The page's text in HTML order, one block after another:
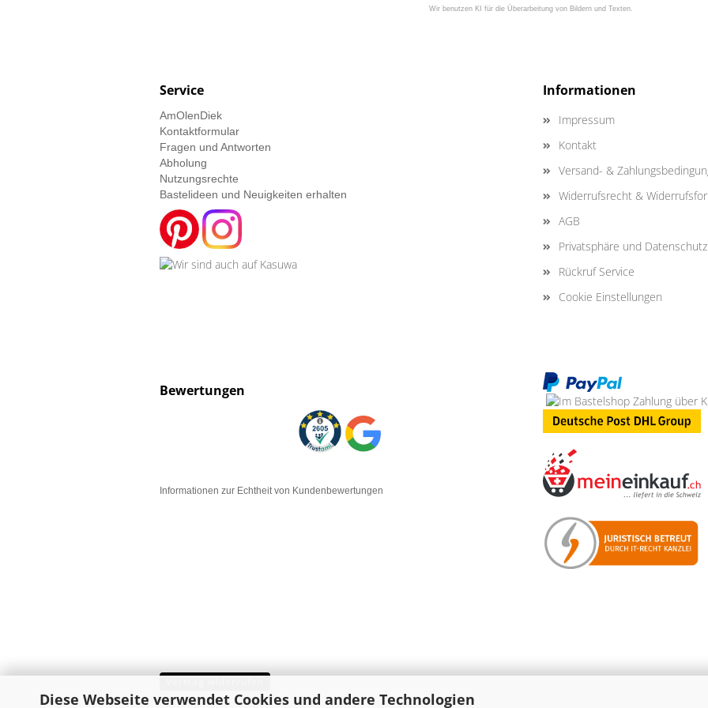
Diese Webseite verwendet Cookies und andere Technologien
Wir benutzen KI für die Überarbeitung von Bildern und Texten.
Service
AmOlenDiek
Kontaktformular
Fragen und Antworten
Abholung
Nutzungsrechte
Bastelideen und Neuigkeiten erhalten
Informationen
Impressum
Kontakt
Versand- &
Widerrufsrecht &
AGB
Privatsphäre und Datenschutz
Rückruf Service
Cookie Einstellungen
Bewertungen
Informationen zur Echtheit von Kundenbewertungen